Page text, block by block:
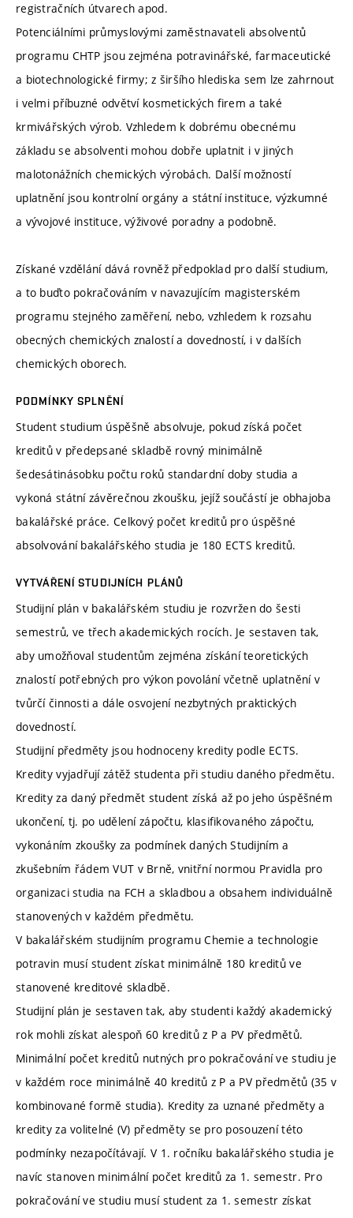
registračních útvarech apod.
Potenciálními průmyslovými zaměstnavateli absolventů
programu CHTP jsou zejména potravinářské, farmaceutické
a biotechnologické firmy; z širšího hlediska sem lze zahrnout
i velmi příbuzné odvětví kosmetických firem a také
krmivářských výrob. Vzhledem k dobrému obecnému
základu se absolventi mohou dobře uplatnit i v jiných
malotonážních chemických výrobách. Další možností
uplatnění jsou kontrolní orgány a státní instituce, výzkumné
a vývojové instituce, výživové poradny a podobně.
Získané vzdělání dává rovněž předpoklad pro další studium,
a to buďto pokračováním v navazujícím magisterském
programu stejného zaměření, nebo, vzhledem k rozsahu
obecných chemických znalostí a dovedností, i v dalších
chemických oborech.
PODMÍNKY SPLNĚNÍ
Student studium úspěšně absolvuje, pokud získá počet
kreditů v předepsané skladbě rovný minimálně
šedesátinásobku počtu roků standardní doby studia a
vykoná státní závěrečnou zkoušku, jejíž součástí je obhajoba
bakalářské práce. Celkový počet kreditů pro úspěšné
absolvování bakalářského studia je 180 ECTS kreditů.
VYTVÁŘENÍ STUDIJNÍCH PLÁNŮ
Studijní plán v bakalářském studiu je rozvržen do šesti
semestrů, ve třech akademických rocích. Je sestaven tak,
aby umožňoval studentům zejména získání teoretických
znalostí potřebných pro výkon povolání včetně uplatnění v
tvůrčí činnosti a dále osvojení nezbytných praktických
dovedností.
Studijní předměty jsou hodnoceny kredity podle ECTS.
Kredity vyjadřují zátěž studenta při studiu daného předmětu.
Kredity za daný předmět student získá až po jeho úspěšném
ukončení, tj. po udělení zápočtu, klasifikovaného zápočtu,
vykonáním zkoušky za podmínek daných Studijním a
zkušebním řádem VUT v Brně, vnitřní normou Pravidla pro
organizaci studia na FCH a skladbou a obsahem individuálně
stanovených v každém předmětu.
V bakalářském studijním programu Chemie a technologie
potravin musí student získat minimálně 180 kreditů ve
stanovené kreditové skladbě.
Studijní plán je sestaven tak, aby studenti každý akademický
rok mohli získat alespoň 60 kreditů z P a PV předmětů.
Minimální počet kreditů nutných pro pokračování ve studiu je
v každém roce minimálně 40 kreditů z P a PV předmětů (35 v
kombinované formě studia). Kredity za uznané předměty a
kredity za volitelné (V) předměty se pro posouzení této
podmínky nezapočítávají. V 1. ročníku bakalářského studia je
navíc stanoven minimální počet kreditů za 1. semestr. Pro
pokračování ve studiu musí student za 1. semestr získat